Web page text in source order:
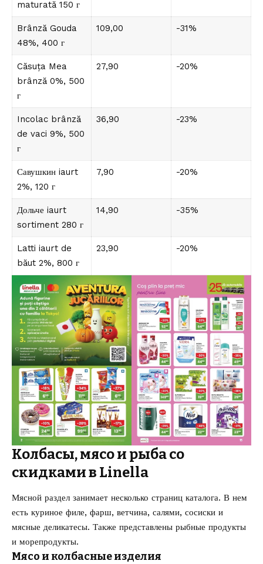
maturată 150 г
Brânză Gouda
48%, 400 г
109,00 -31%
Căsuța Mea
brânză 0%, 500
г
27,90 -20%
Incolac brânză
de vaci 9%, 500
г
36,90 -23%
Савушкин iaurt
2%, 120 г
7,90 -20%
Дольче iaurt
sortiment 280 г
14,90 -35%
Latti iaurt de
băut 2%, 800 г
23,90 -20%
Колбасы, мясо и рыба со
скидками в Linella
Мясной раздел занимает несколько страниц каталога. В нем
есть куриное филе, фарш, ветчина, салями, сосиски и
мясные деликатесы. Также представлены рыбные продукты
и морепродукты.
Мясо и колбасные изделия